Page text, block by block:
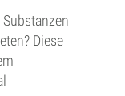
Diese